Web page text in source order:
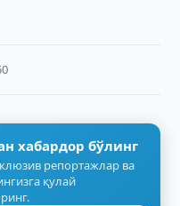
хабардор бўлинг
репортажлар ва
қулай